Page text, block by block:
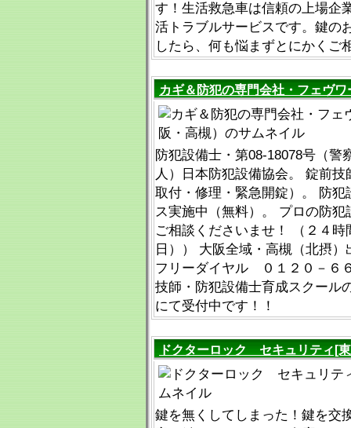
す！生活救急車は信頼の上場企
活トラブルサービスです。鍵の
したら、何も悩まずとにかくご
カギ＆防犯の専門会社・フェヴ
防犯設備士・第08-18078号（警
人）日本防犯設備協会。 錠前
取付・修理・緊急開錠）。 防犯
ス実施中（無料）。 プロの防犯
ご相談くださいませ！ （２４時
日）） 大阪全域・高槻（北摂）
フリーダイヤル ０１２０－６
技師・防犯設備士育成スクール
にて受付中です！！
ドクターロック セキュリティ[
鍵を無くしてしまった！鍵を交